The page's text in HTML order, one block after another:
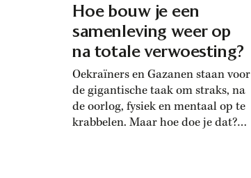
Hoe bouw je een
samenleving weer op
na totale verwoesting?
Oekraïners en Gazanen staan voor
de gigantische taak om straks, na
de oorlog, fysiek en mentaal op te
krabbelen. Maar hoe doe je dat?